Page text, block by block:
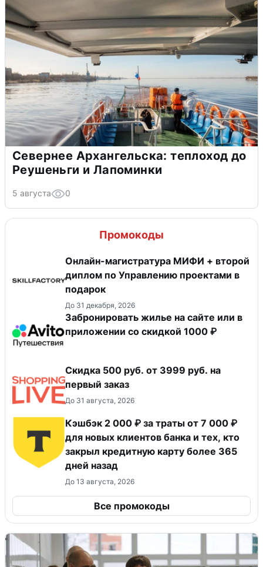
Севернее Архангельска: теплоход до
Реушеньги и Лапоминки
5 августа 0
Промокоды
Онлайн-магистратура МИФИ + второй
диплом по Управлению проектами в
подарок
До 31 декабря, 2026
Забронировать жилье на сайте или в
приложении со скидкой 1000 ₽
Скидка 500 руб. от 3999 руб. на
первый заказ
До 31 августа, 2026
Кэшбэк 2 000 ₽ за траты от 7 000 ₽
для новых клиентов банка и тех, кто
закрыл кредитную карту более 365
дней назад
До 13 августа, 2026
Все промокоды